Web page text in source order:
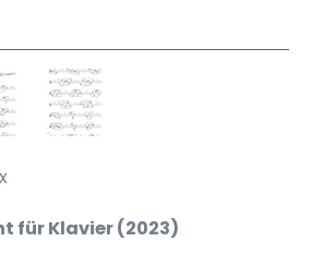
für Klavier (2023)